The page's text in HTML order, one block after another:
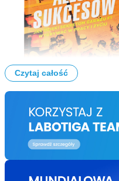
Czytaj całość